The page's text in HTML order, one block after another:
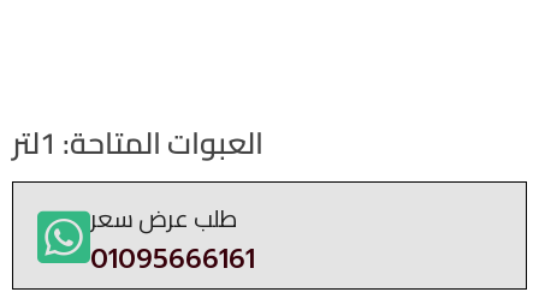
العبوات المتاحة: 1لتر
طلب عرض سعر
01095666161